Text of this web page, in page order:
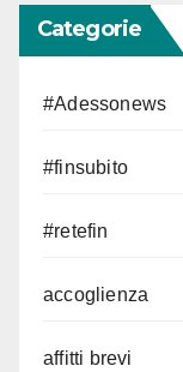
Categorie
#Adessonews
#finsubito
#retefin
accoglienza
affitti brevi